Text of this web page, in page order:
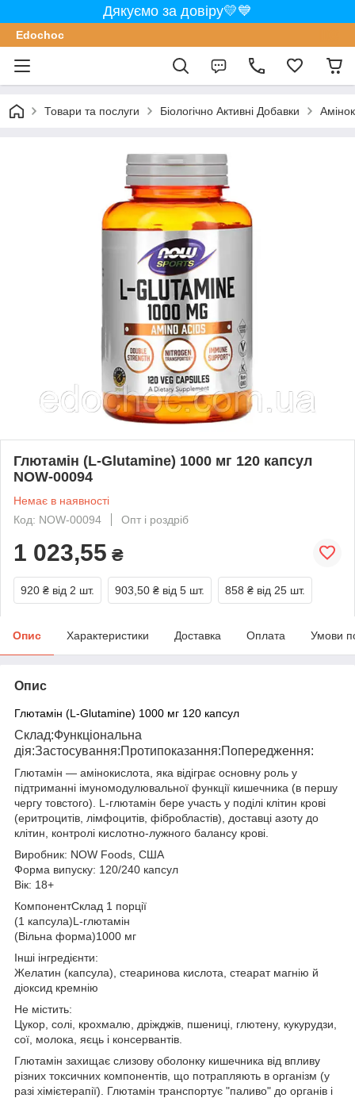
Дякуємо за довіру💛💙
Edochoс
Товари та послуги Біологічно Активні Добавки
Глютамін (L-Glutamine) 1000 мг 120 капсул
NOW-00094
Немає в наявності
Код: NOW-00094
Опт і роздріб
1 023,55 ₴
920 ₴ від 2 шт. 903,50 ₴ від 5 шт. 858 ₴ від 25 шт.
Опис Характеристики Доставка Оплата Умови
Опис
Глютамін (L-Glutamine) 1000 мг 120 капсул
Склад:Функціональна
дія:Застосування:Протипоказання:Попередження:
Глютамін — амінокислота, яка відіграє основну роль у
підтриманні імуномодулювальної функції кишечника (в першу
чергу товстого). L-глютамін бере участь у поділі клітин крові
(еритроцитів, лімфоцитів, фібробластів), доставці азоту до
клітин, контролі кислотно-лужного балансу крові.
Виробник: NOW Foods, США
Форма випуску: 120/240 капсул
Вік: 18+
КомпонентСклад 1 порції
(1 капсула)L-глютамін
(Вільна форма)1000 мг
Інші інгредієнти:
Желатин (капсула), стеаринова кислота, стеарат магнію й
діоксид кремнію
Не містить:
Цукор, солі, крохмалю, дріжджів, пшениці, глютену, кукурудзи,
сої, молока, яєць і консервантів.
Глютамін захищає слизову оболонку кишечника від впливу
різних токсичних компонентів, що потрапляють в організм (у
разі хімієтерапії). Глютамін транспортує "паливо" до органів і